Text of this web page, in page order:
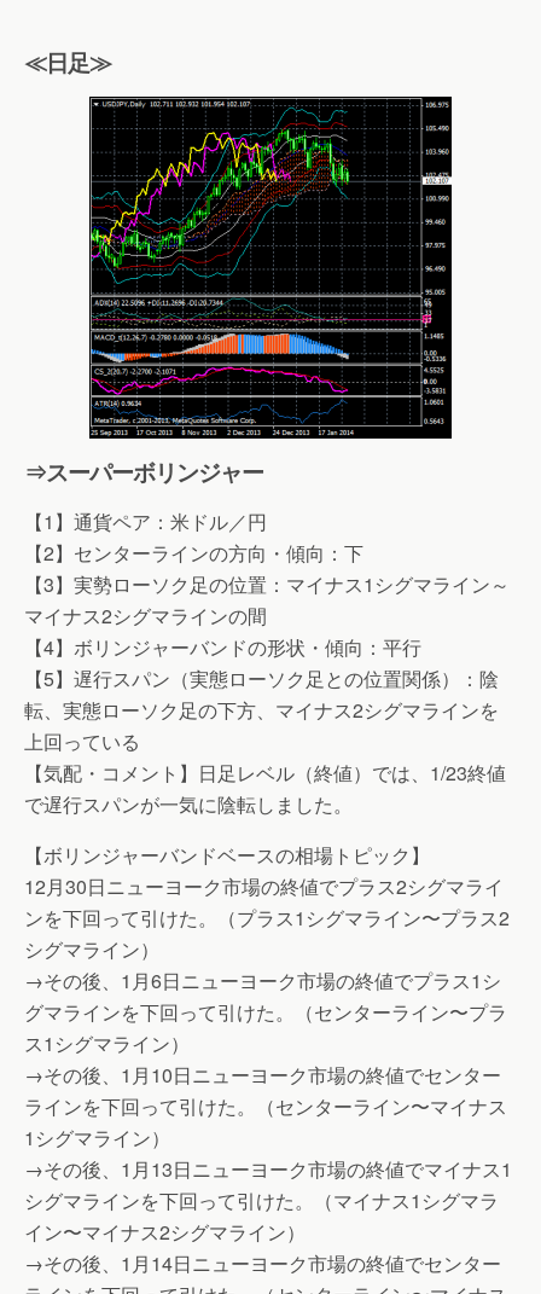
≪日足≫
⇒スーパーボリンジャー
【1】通貨ペア：米ドル／円
【2】センターラインの方向・傾向：下
【3】実勢ローソク足の位置：マイナス1シグマライン～
マイナス2シグマラインの間
【4】ボリンジャーバンドの形状・傾向：平行
【5】遅行スパン（実態ローソク足との位置関係）：陰
転、実態ローソク足の下方、マイナス2シグマラインを
上回っている
【気配・コメント】日足レベル（終値）では、1/23終値
で遅行スパンが一気に陰転しました。
【ボリンジャーバンドベースの相場トピック】
12月30日ニューヨーク市場の終値でプラス2シグマライ
ンを下回って引けた。（プラス1シグマライン〜プラス2
シグマライン）
→その後、1月6日ニューヨーク市場の終値でプラス1シ
グマラインを下回って引けた。（センターライン〜プラ
ス1シグマライン）
→その後、1月10日ニューヨーク市場の終値でセンター
ラインを下回って引けた。（センターライン〜マイナス
1シグマライン）
→その後、1月13日ニューヨーク市場の終値でマイナス1
シグマラインを下回って引けた。（マイナス1シグマラ
イン〜マイナス2シグマライン）
→その後、1月14日ニューヨーク市場の終値でセンター